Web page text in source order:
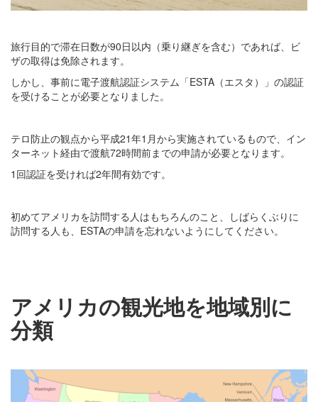
旅行目的で滞在日数が90日以内（乗り継ぎを含む）であれば、ビ
ザの取得は免除されます。
しかし、事前に電子渡航認証システム「ESTA（エスタ）」の認証
を受けることが必要となりました。
テロ防止の観点から平成21年1月から実施されているもので、イン
ターネット経由で渡航72時間前までの申請が必要となります。
1回認証を受ければ2年間有効です。
初めてアメリカを訪問する人はもちろんのこと、しばらくぶりに
訪問する人も、ESTAの申請を忘れないようにしてください。
アメリカの観光地を地域別に
分類